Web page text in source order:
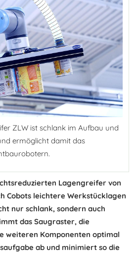
ZLW ist schlank im Aufbau und
ermöglicht damit das
Lagengreifer von
Cobots leichtere Werkstücklagen
nur schlank, sondern auch
das Saugraster, die
weiteren Komponenten optimal
ab und minimiert so die